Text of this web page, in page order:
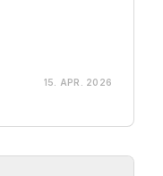
15. APR. 2026